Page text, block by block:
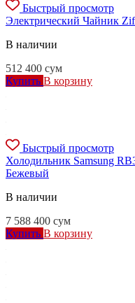
Быстрый просмотр
Электрический Чайник
В наличии
512 400 сум
Купить В корзину
Быстрый просмотр
Холодильник Samsung
Бежевый
В наличии
7 588 400 сум
Купить В корзину